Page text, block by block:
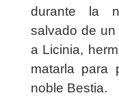
durante la
salvado de
a Licinia,
matarla para
noble Bestia.